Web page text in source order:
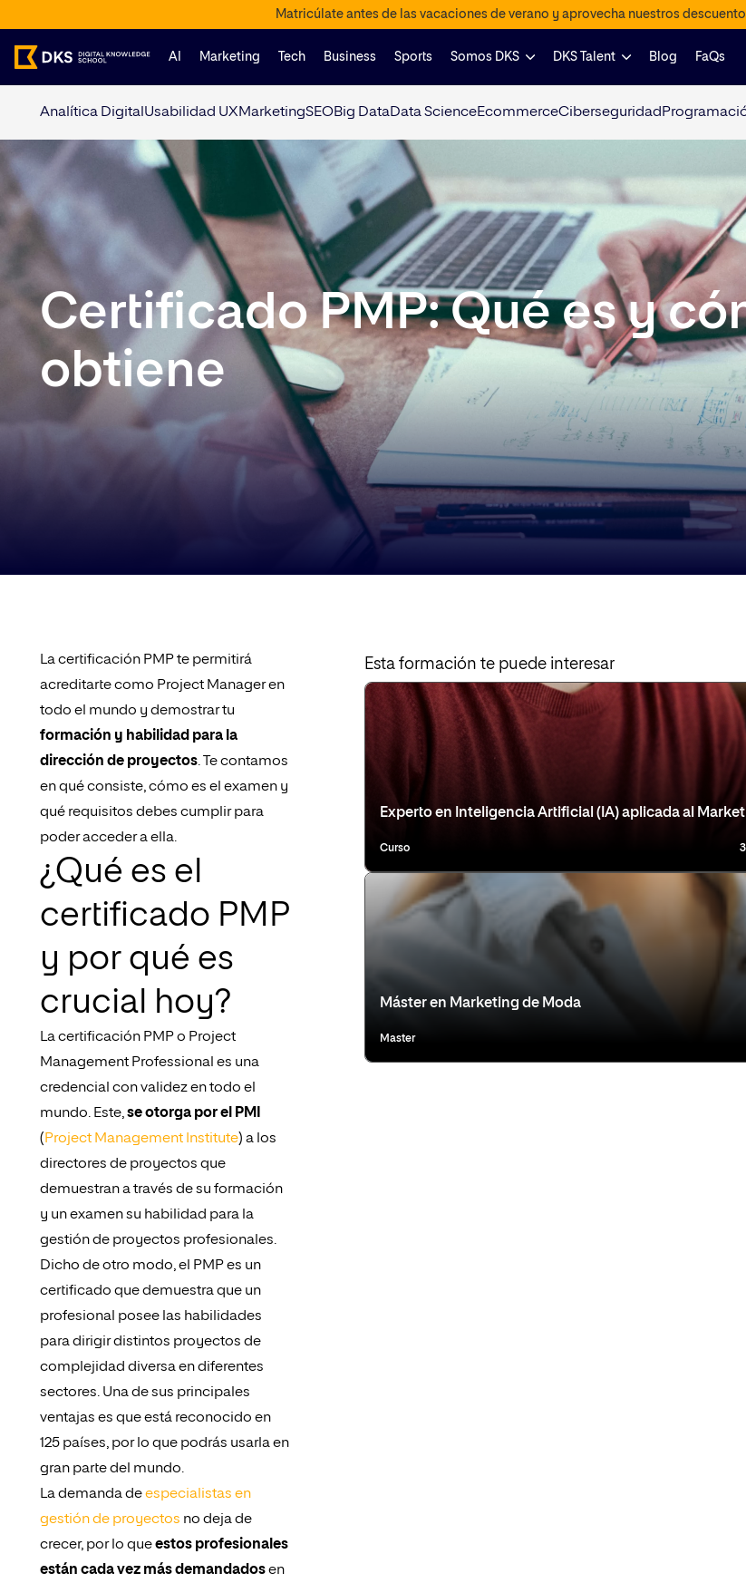
Matricúlate antes de las vacaciones de verano y aprovecha nuestros
AI Marketing Tech Business Sports Somos DKS DKS Talent Blog FaQs
Analítica Digital Usabilidad UXMarketingSEOBig DataData ScienceEcommerceCiberseguridad
Certificado PMP: Qué es y
obtiene
La certificación PMP te permitirá
acreditarte como Project Manager en
todo el mundo y demostrar tu
formación y habilidad para la
dirección de proyectos. Te contamos
en qué consiste, cómo es el examen y
qué requisitos debes cumplir para
poder acceder a ella.
¿Qué es el
certificado PMP
y por qué es
crucial hoy?
La certificación PMP o Project
Management Professional es una
credencial con validez en todo el
mundo. Este,se otorga por el PMI
( Project Management Institute) a los
directores de proyectos que
demuestran a través de su formación
y un examen su habilidad para la
gestión de proyectos profesionales.
Dicho de otro modo, el PMP es un
certificado que demuestra que un
profesional posee las habilidades
para dirigir distintos proyectos de
complejidad diversa en diferentes
sectores. Una de sus principales
ventajas es que está reconocido en
125 países, por lo que podrás usarla en
gran parte del mundo.
La demanda deespecialistas en
gestión de proyectos no deja de
crecer, por lo queestos profesionales
están cada vez más demandadosen
Esta formación te puede interesar
Experto en Inteligencia Artificial (IA) aplicada al
Curso
Máster en Marketing de Moda
Master